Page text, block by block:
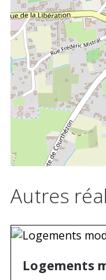
Autres
Logements